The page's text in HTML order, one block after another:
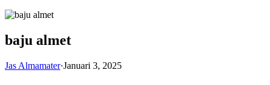
baju almet
Jas Almamater·Januari 3, 2025